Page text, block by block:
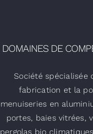
DOMAINES DE
Société spécialisée
fabrication et la
menuiseries en
portes, baies vitrées,
pergolas bio